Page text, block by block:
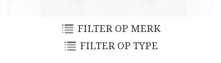
FILTER OP MERK
FILTER OP TYPE